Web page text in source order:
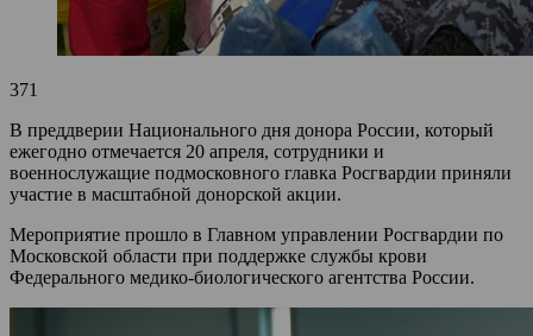
371
В преддверии Национального дня донора России, который
ежегодно отмечается 20 апреля, сотрудники и
военнослужащие подмосковного главка Росгвардии приняли
участие в масштабной донорской акции.
Мероприятие прошло в Главном управлении Росгвардии по
Московской области при поддержке службы крови
Федерального медико-биологического агентства России.